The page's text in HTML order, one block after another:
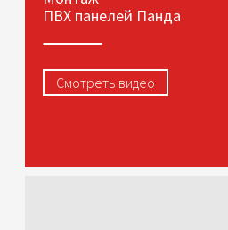
ПВХ панелей Панда
Смотреть видео